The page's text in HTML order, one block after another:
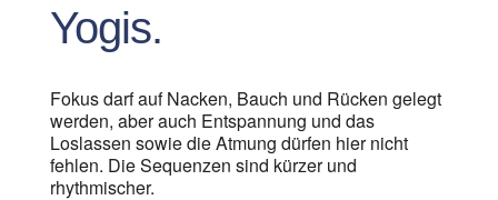
Yogis.
Fokus darf auf Nacken, Bauch und Rücken gelegt
werden, aber auch Entspannung und das
Loslassen sowie die Atmung dürfen hier nicht
fehlen. Die Sequenzen sind kürzer und
rhythmischer.